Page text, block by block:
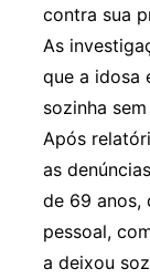
contra sua
As
que a idosa
sozinha
Após
as
de 69 anos,
pessoal,
a deixou